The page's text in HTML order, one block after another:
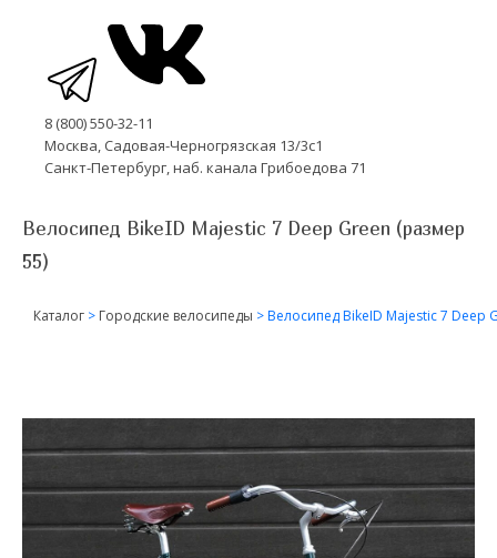
8 (800) 550-32-11
Москва, Садовая-Черногрязская 13/3с1
Санкт-Петербург, наб. канала Грибоедова 71
Велосипед BikeID Majestic 7 Deep Green (размер
55)
Каталог > Городские велосипеды >Велосипед BikeID Majestic 7 Deep